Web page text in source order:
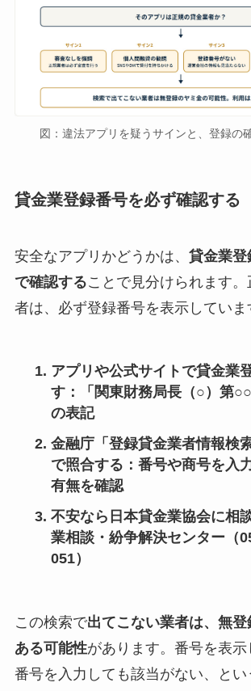
図：違法アプリを疑うサインと、登録の
貸金業登録番号を必ず確認する
安全なアプリかどうかは、 貸金業登
で確認することで見分けられます
者は、必ず登録番号を表示していま
アプリや公式サイトで貸金業
す：「関東財務局長（○）第
の表記
金融庁「登録貸金業者情報検
で照合する ：番号や商号を入
有無を確認
不安なら日本貸金業協会に相
業相談・紛争解決センター（
051）
この検索で出てこない業者は、無
ある可能性があります。番号を表示
番号を入力しても該当がない、とい